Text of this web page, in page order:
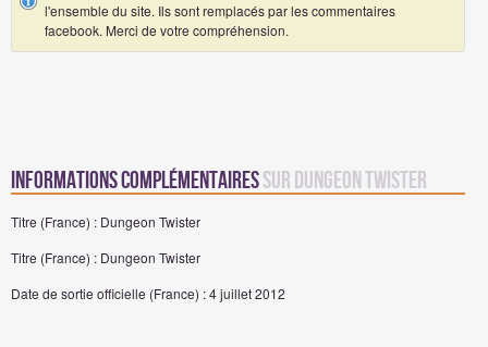
l'ensemble du site. Ils sont remplacés par les commentaires
facebook. Merci de votre compréhension.
Informations complémentairessur Dungeon Twister
Titre (France) : Dungeon Twister
Titre (France) : Dungeon Twister
Date de sortie officielle (France) : 4 juillet 2012